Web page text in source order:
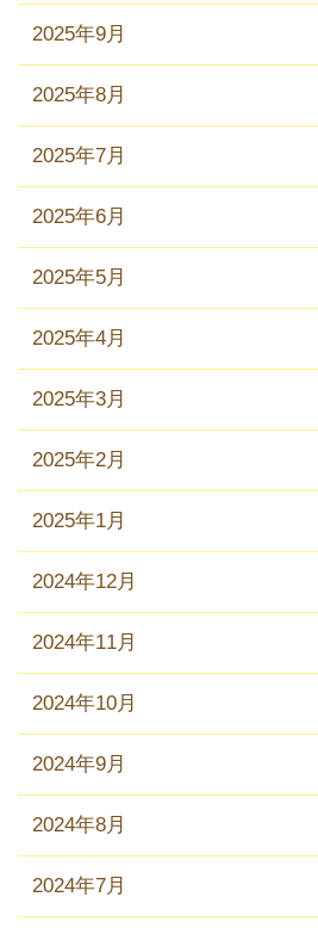
2025年9月
2025年8月
2025年7月
2025年6月
2025年5月
2025年4月
2025年3月
2025年2月
2025年1月
2024年12月
2024年11月
2024年10月
2024年9月
2024年8月
2024年7月